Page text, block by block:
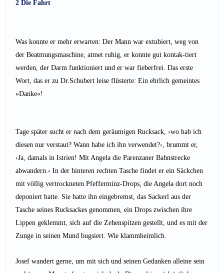
2 Die Fahrt
Was konnte er mehr erwarten: Der Mann war extubiert, weg von
der Beatmungsmaschine, atmet ruhig, er konnte gut kontak-tiert
werden, der Darm funktioniert und er war fieberfrei. Das erste
Wort, das er zu Dr.Schubert leise flüsterte: Ein ehrlich gemeintes
»Danke«!
Tage später sucht er nach dem geräumigen Rucksack, ›wo hab ich
diesen nur verstaut? Wann habe ich ihn verwendet?‹, brummt er,
›Ja, damals in Istrien! Mit Angela die Parenzaner Bahnstrecke
abwandern.‹ In der hinteren rechten Tasche findet er ein Säckchen
mit völlig vertrockneten Pfefferminz-Drops, die Angela dort noch
deponiert hatte. Sie hatte ihn eingebremst, das Sackerl aus der
Tasche seines Rucksackes genommen, ein Drops zwischen ihre
Lippen geklemmt, sich auf die Zehenspitzen gestellt, und es mit der
Zunge in seinen Mund bugsiert. Wie klammheimlich.
Josef wandert gerne, um mit sich und seinen Gedanken alleine sein